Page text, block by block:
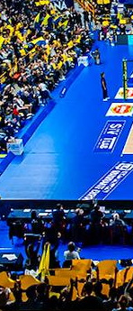
12/02/2022
fiducia,